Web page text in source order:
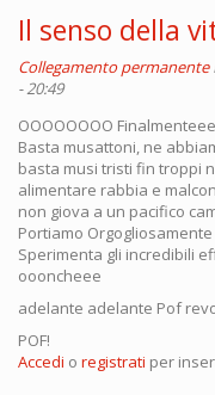
Il senso della
Collegamento permanente
- 20:49
OOOOOOOO
Basta musattoni, ne
basta musi tristi fin troppi
alimentare rabbia e
non giova a un pacifico
Portiamo
Sperimenta gli incredibili
oooncheee
adelante adelante Pof
POF!
Accedi o registrati per